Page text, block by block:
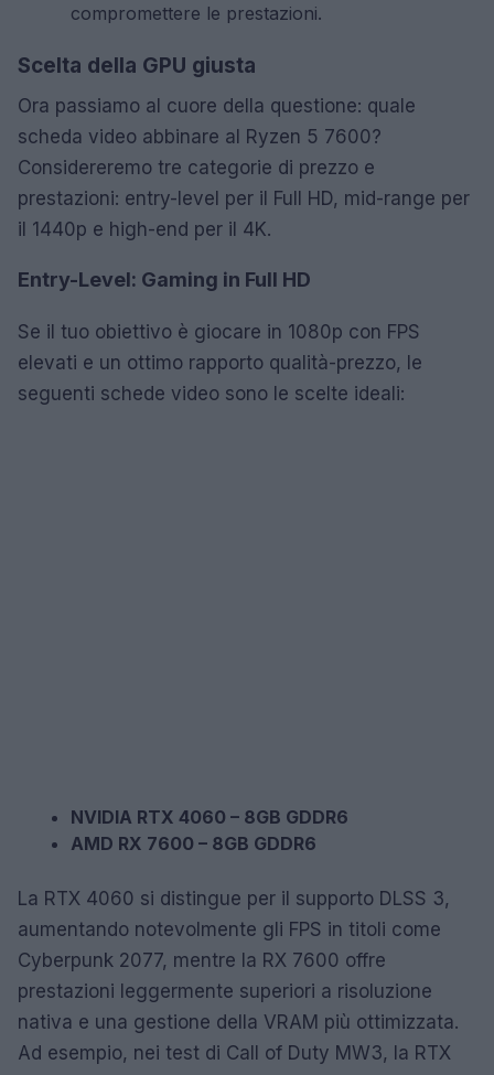
compromettere le prestazioni.
Scelta della GPU giusta
Ora passiamo al cuore della questione: quale
scheda video abbinare al Ryzen 5 7600?
Considereremo tre categorie di prezzo e
prestazioni: entry-level per il Full HD, mid-range per
il 1440p e high-end per il 4K.
Entry-Level: Gaming in Full HD
Se il tuo obiettivo è giocare in 1080p con FPS
elevati e un ottimo rapporto qualità-prezzo, le
seguenti schede video sono le scelte ideali:
NVIDIA RTX 4060 – 8GB GDDR6
AMD RX 7600 – 8GB GDDR6
La RTX 4060 si distingue per il supporto DLSS 3,
aumentando notevolmente gli FPS in titoli come
Cyberpunk 2077, mentre la RX 7600 offre
prestazioni leggermente superiori a risoluzione
nativa e una gestione della VRAM più ottimizzata.
Ad esempio, nei test di Call of Duty MW3, la RTX